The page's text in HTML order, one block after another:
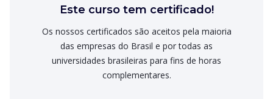
Este curso tem certificado!
Os nossos certificados são aceitos pela maioria
das empresas do Brasil e por todas as
universidades brasileiras para fins de horas
complementares.